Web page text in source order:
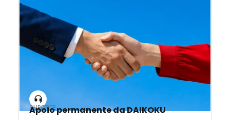
SUPORTE
Apoio permanente da DAIKOKU